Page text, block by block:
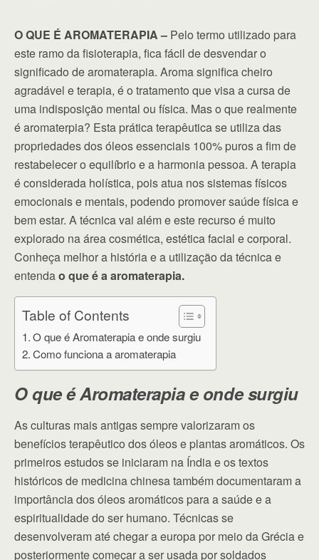
O QUE É AROMATERAPIA – Pelo termo utilizado para
este ramo da fisioterapia, fica fácil de desvendar o
significado de aromaterapia. Aroma significa cheiro
agradável e terapia, é o tratamento que visa a cursa de
uma indisposição mental ou física. Mas o que realmente
é aromaterpia? Esta prática terapêutica se utiliza das
propriedades dos óleos essenciais 100% puros a fim de
restabelecer o equilíbrio e a harmonia pessoa. A terapia
é considerada holística, pois atua nos sistemas físicos
emocionais e mentais, podendo promover saúde física e
bem estar. A técnica vai além e este recurso é muito
explorado na área cosmética, estética facial e corporal.
Conheça melhor a história e a utilização da técnica e
entendao que é a aromaterapia.
Table of Contents
O que é Aromaterapia e onde surgiu
Como funciona a aromaterapia
O que é Aromaterapia e onde surgiu
As culturas mais antigas sempre valorizaram os
benefícios terapêutico dos óleos e plantas aromáticos. Os
primeiros estudos se iniciaram na Índia e os textos
históricos de medicina chinesa também documentaram a
importância dos óleos aromáticos para a saúde e a
espiritualidade do ser humano. Técnicas se
desenvolveram até chegar a europa por meio da Grécia e
posteriormente começar a ser usada por soldados